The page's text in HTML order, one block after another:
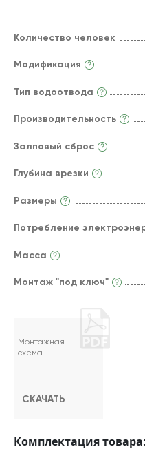
Количество человек
Модификация
Тип водоотвода
Производительность
Залповый сброс
Глубина врезки
Размеры
Потребление
Масса
Монтаж "под ключ"
Монтажная
схема
СКАЧАТЬ
Комплектация товара: